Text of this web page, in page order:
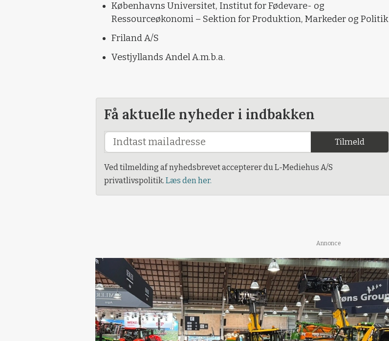
Københavns Universitet, Institut for Fødevare- og
Ressourceøkonomi – Sektion for Produktion, Markeder og Politik
Friland A/S
Vestjyllands Andel A.m.b.a.
Få aktuelle nyheder i indbakken
Tilmeld
Ved tilmelding af nyhedsbrevet accepterer du L-Mediehus A/S
privatlivspolitik. Læs den her.
Annonce